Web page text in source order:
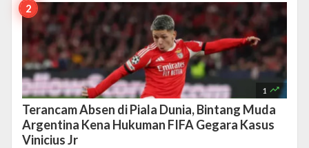
1 
Terancam Absen di Piala Dunia, Bintang Muda
Argentina Kena Hukuman FIFA Gegara Kasus
Vinicius Jr